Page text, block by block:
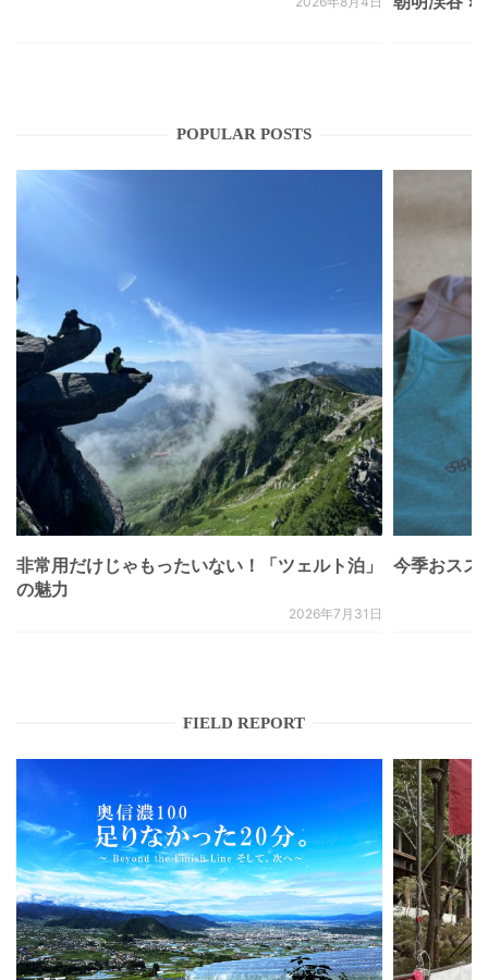
POPULAR POSTS
非常用だけじゃもったいない！「ツェルト泊」
の魅力
2026年7月31日
今季おスス
FIELD REPORT